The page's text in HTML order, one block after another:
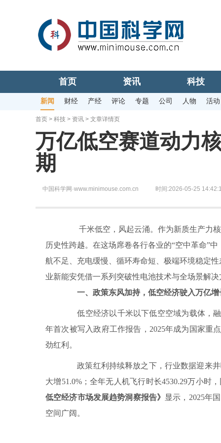
首页 资讯 科技
新闻 财经 产经 评论 专题 公司 人物 活动
首页 > 科技 > 资讯 > 文章详情页
万亿低空赛道动力
期
中国科学网·www.minimouse.com.cn 时间:2026-05-25
千米低空，风起云涌。作为新质生产力核
历史性跨越。在这场席卷各行各业的“空中革命”
航不足、充电缓慢、循环寿命短、极端环境稳定
业新能安凭借一系列突破性电池技术与全场景解
一、政策东风加持，低空经济驶入万亿增
低空经济以千米以下低空空域为载体，融
年首次被写入政府工作报告，2025年成为国家重
劲红利。
政策红利持续释放之下，行业数据迎来井
大增51.0%；全年无人机飞行时长4530.29万小时
低空经济市场发展趋势洞察报告》 显示，2025年
空间广阔。